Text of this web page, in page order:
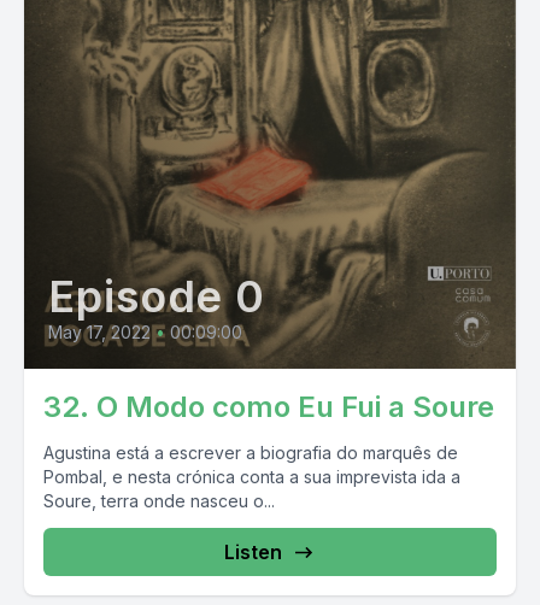
Episode 0
May 17, 2022 • 00:09:00
32. O Modo como Eu Fui a Soure
Agustina está a escrever a biografia do marquês de
Pombal, e nesta crónica conta a sua imprevista ida a
Soure, terra onde nasceu o...
Listen